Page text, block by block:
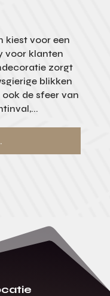
kiest voor een
voor klanten
zorgt
blikken
de sfeer van